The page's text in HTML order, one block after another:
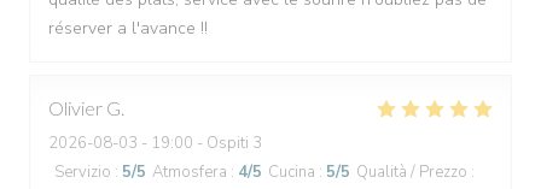
réserver a l'avance !!
Olivier G
2026-08-03 - 19:00 - Ospiti 3
Servizio : 5/5 Atmosfera : 4/5 Cucina : 5/5 Qualità / Prezzo :